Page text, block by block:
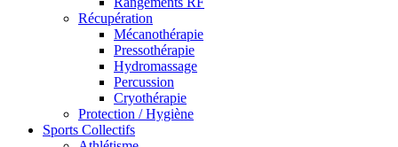
Récupération
Mécanothérapie
Pressothérapie
Hydromassage
Percussion
Cryothérapie
Protection / Hygiène
Sports Collectifs